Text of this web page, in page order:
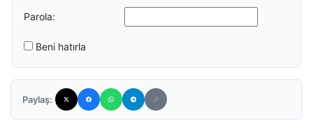
Parola:
Beni hatırla
Paylaş: